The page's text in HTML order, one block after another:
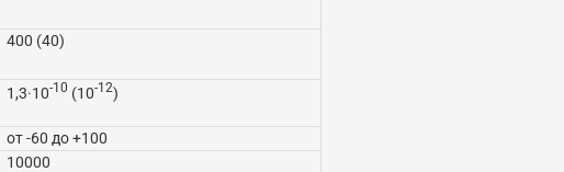
400 (40)
1,3·10-10 (10-12)
от -60 до +100
10000